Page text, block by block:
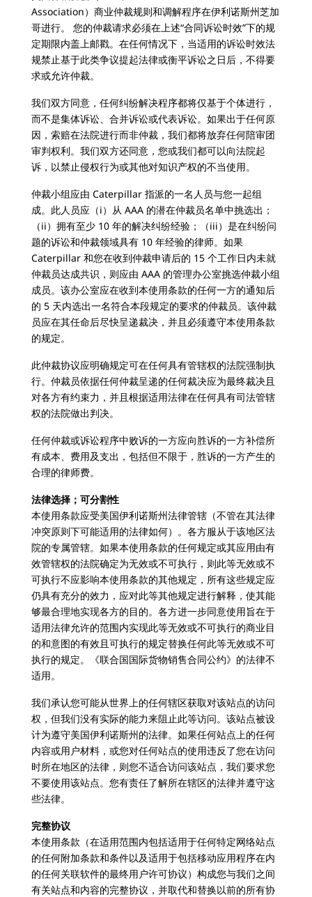
Association）商业仲裁规则和调解程序在伊利诺斯州芝加
哥进行。 您的仲裁请求必须在上述“合同诉讼时效”下的规
定期限内盖上邮戳。在任何情况下，当适用的诉讼时效法
规禁止基于此类争议提起法律或衡平诉讼之日后，不得要
求或允许仲裁。
我们双方同意，任何纠纷解决程序都将仅基于个体进行，
而不是集体诉讼、合并诉讼或代表诉讼。如果出于任何原
因，索赔在法院进行而非仲裁，我们都将放弃任何陪审团
审判权利。我们双方还同意，您或我们都可以向法院起
诉，以禁止侵权行为或其他对知识产权的不当使用。
仲裁小组应由 Caterpillar 指派的一名人员与您一起组
成。此人员应（i）从 AAA 的潜在仲裁员名单中挑选出；
（ii）拥有至少 10 年的解决纠纷经验；（iii）是在纠纷问
题的诉讼和仲裁领域具有 10 年经验的律师。如果
Caterpillar 和您在收到仲裁申请后的 15 个工作日内未就
仲裁员达成共识，则应由 AAA 的管理办公室挑选仲裁小组
成员。该办公室应在收到本使用条款的任何一方的通知后
的 5 天内选出一名符合本段规定的要求的仲裁员。该仲裁
员应在其任命后尽快呈递裁决，并且必须遵守本使用条款
的规定。
此仲裁协议应明确规定可在任何具有管辖权的法院强制执
行。仲裁员依据任何仲裁呈递的任何裁决应为最终裁决且
对各方有约束力，并且根据适用法律在任何具有司法管辖
权的法院做出判决。
任何仲裁或诉讼程序中败诉的一方应向胜诉的一方补偿所
有成本、费用及支出，包括但不限于，胜诉的一方产生的
合理的律师费。
法律选择；可分割性
本使用条款应受美国伊利诺斯州法律管辖（不管在其法律
冲突原则下可能适用的法律如何）。各方服从于该地区法
院的专属管辖。如果本使用条款的任何规定或其应用由有
效管辖权的法院确定为无效或不可执行，则此等无效或不
可执行不应影响本使用条款的其他规定，所有这些规定应
仍具有充分的效力，应对此等其他规定进行解释，使其能
够最合理地实现各方的目的。各方进一步同意使用旨在于
适用法律允许的范围内实现此等无效或不可执行的商业目
的和意图的有效且可执行的规定替换任何此等无效或不可
执行的规定。《联合国国际货物销售合同公约》的法律不
适用。
我们承认您可能从世界上的任何辖区获取对该站点的访问
权，但我们没有实际的能力来阻止此等访问。该站点被设
计为遵守美国伊利诺斯州的法律。如果任何站点上的任何
内容或用户材料，或您对任何站点的使用违反了您在访问
时所在地区的法律，则您不适合访问该站点，我们要求您
不要使用该站点。您有责任了解所在辖区的法律并遵守这
些法律。
完整协议
本使用条款（在适用范围内包括适用于任何特定网络站点
的任何附加条款和条件以及适用于包括移动应用程序在内
的任何关联软件的最终用户许可协议）构成您与我们之间
有关站点和内容的完整协议，并取代和替换以前的所有协